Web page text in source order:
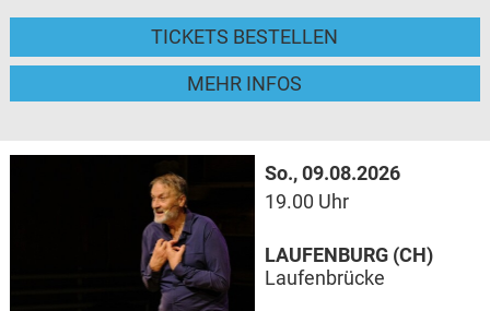
TICKETS BESTELLEN
MEHR INFOS
So., 09.08.2026
19.00 Uhr
LAUFENBURG (CH)
Laufenbrücke